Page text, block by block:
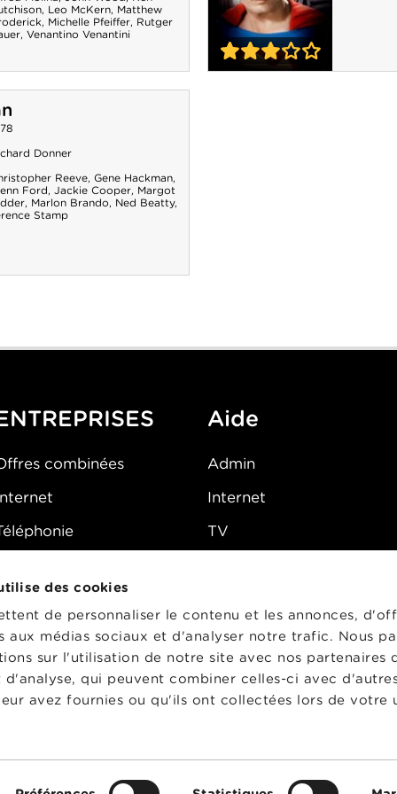
des cookies
de personnaliser le contenu et les annonces,
aux médias sociaux et d'analyser notre trafic. Nous
sur l'utilisation de notre site avec nos partenaires
qui peuvent combiner celles-ci avec
avez fournies ou qu'ils ont collectées lors de votre
, Leo McKern, Matthew
, Michelle Pfeiffer, Rutger
, Venantino Venantini
Donner
Reeve, Gene Hackman,
Ford, Jackie Cooper, Margot
, Marlon Brando, Ned Beatty,
Stamp
combinées
Aide
Admin
Internet
TV
Fibre
Sécurité
État du réseau